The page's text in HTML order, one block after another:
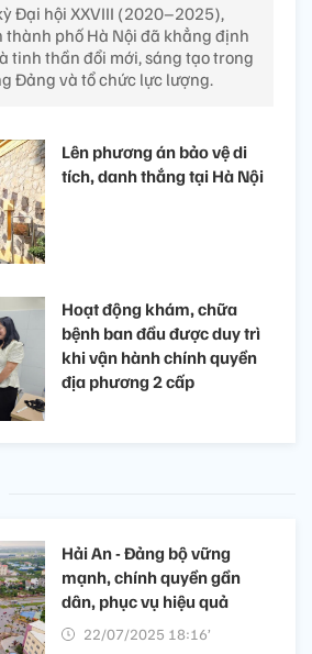
Đại hội XXVIII (2020–2025),
thành phố Hà Nội đã khẳng định
tinh thần đổi mới, sáng tạo trong
Đảng và tổ chức lực lượng.
Lên phương án bảo vệ di
tích, danh thắng tại Hà Nội
Hoạt động khám, chữa
bệnh ban đầu được duy trì
khi vận hành chính quyền
địa phương 2 cấp
Hải An - Đảng bộ vững
mạnh, chính quyền gần
dân, phục vụ hiệu quả
22/07/2025 18:16’